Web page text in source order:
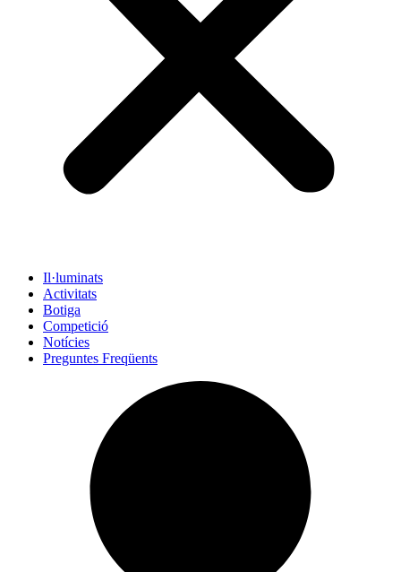
Il·luminats
Activitats
Botiga
Competició
Notícies
Preguntes Freqüents